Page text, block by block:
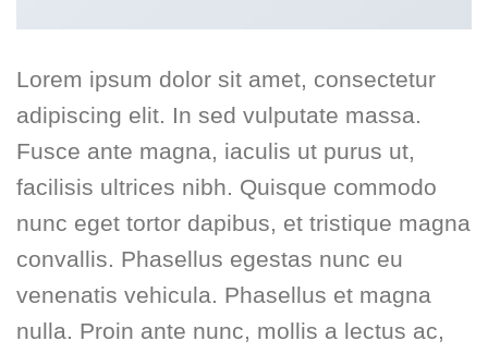
Lorem ipsum dolor sit amet, consectetur
adipiscing elit. In sed vulputate massa.
Fusce ante magna, iaculis ut purus ut,
facilisis ultrices nibh. Quisque commodo
nunc eget tortor dapibus, et tristique magna
convallis. Phasellus egestas nunc eu
venenatis vehicula. Phasellus et magna
nulla. Proin ante nunc, mollis a lectus ac,